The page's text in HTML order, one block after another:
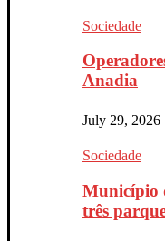
Sociedade
Anadia
July 29, 2026
Sociedade
Município
três